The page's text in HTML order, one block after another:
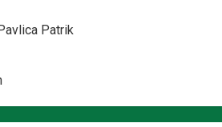
Patrik